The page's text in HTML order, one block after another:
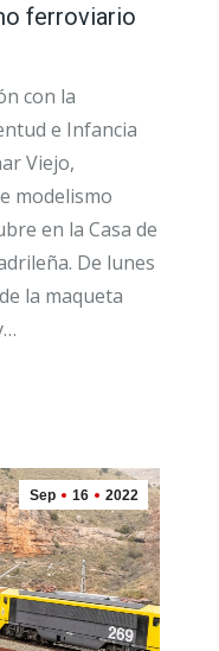
ferroviario
con la
e Infancia
Viejo,
modelismo
en la Casa de
De lunes
la maqueta
Sep 16 2022